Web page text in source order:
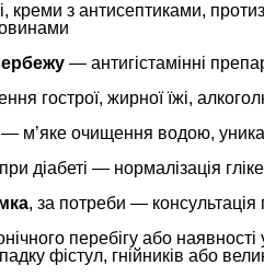
креми з антисептиками,
— антигістамінні
гострої, жирної їжі,
— м’яке очищення водою,
діабеті — нормалізація
, за потреби — консультація
перебігу або
фістул, гнійників або